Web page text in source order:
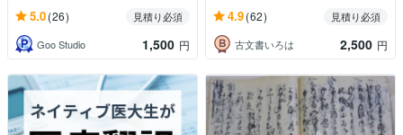
5.0(26)
見積り必須
Goo Studio
1,500 円
4.9(62)
見積り必須
古文書いろは
2,500 円